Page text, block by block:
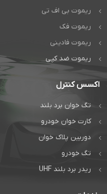
ریموت بی اف تی
ریموت فک
ریموت فادینی
ریموت ضد کپی
اکسس کنترل
تگ خوان برد بلند
کارت خوان خودرو
دوربین پلاک خوان
تگ خودرو
ریدر برد بلند UHF